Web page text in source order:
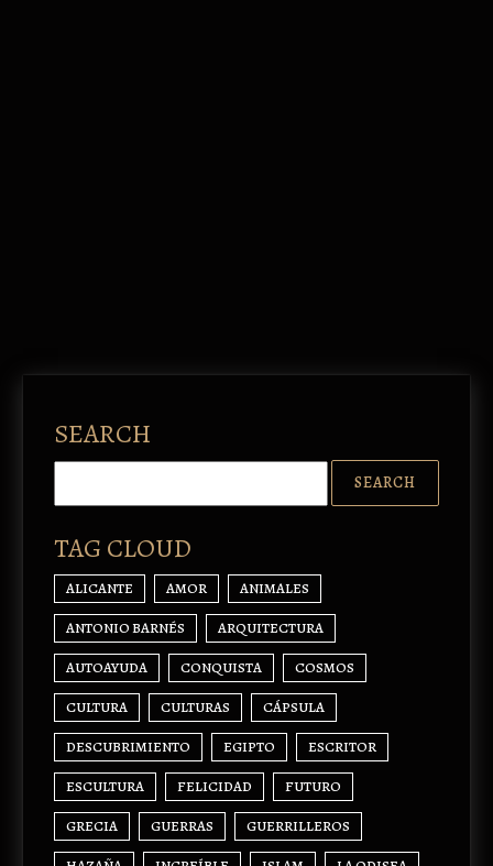
SEARCH
TAG CLOUD
ALICANTE AMOR ANIMALES
ANTONIO BARNÉS ARQUITECTURA
AUTOAYUDA CONQUISTA COSMOS
CULTURA CULTURAS CÁPSULA
DESCUBRIMIENTO EGIPTO ESCRITOR
ESCULTURA FELICIDAD FUTURO
GRECIA GUERRAS GUERRILLEROS